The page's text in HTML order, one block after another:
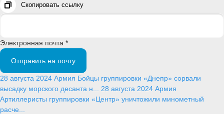
Скопировать ссылку
Электронная почта *
Отправить на почту
28 августа 2024 Армия Бойцы группировки «Днепр» сорвали
высадку морского десанта н... 28 августа 2024 Армия
Артиллеристы группировки «Центр» уничтожили минометный
расче...